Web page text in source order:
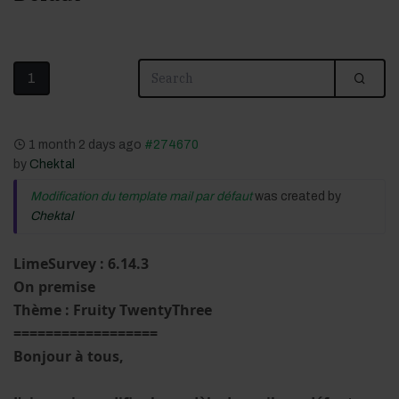
1
1 month 2 days ago #274670
by Chektal
Modification du template mail par défautwas created by
Chektal
LimeSurvey : 6.14.3
On premise
Thème : Fruity TwentyThree
==================
Bonjour à tous,